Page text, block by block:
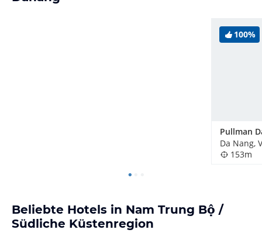
100%
Da Nang,
153m
Beliebte Hotels in Nam Trung Bộ /
Südliche Küstenregion